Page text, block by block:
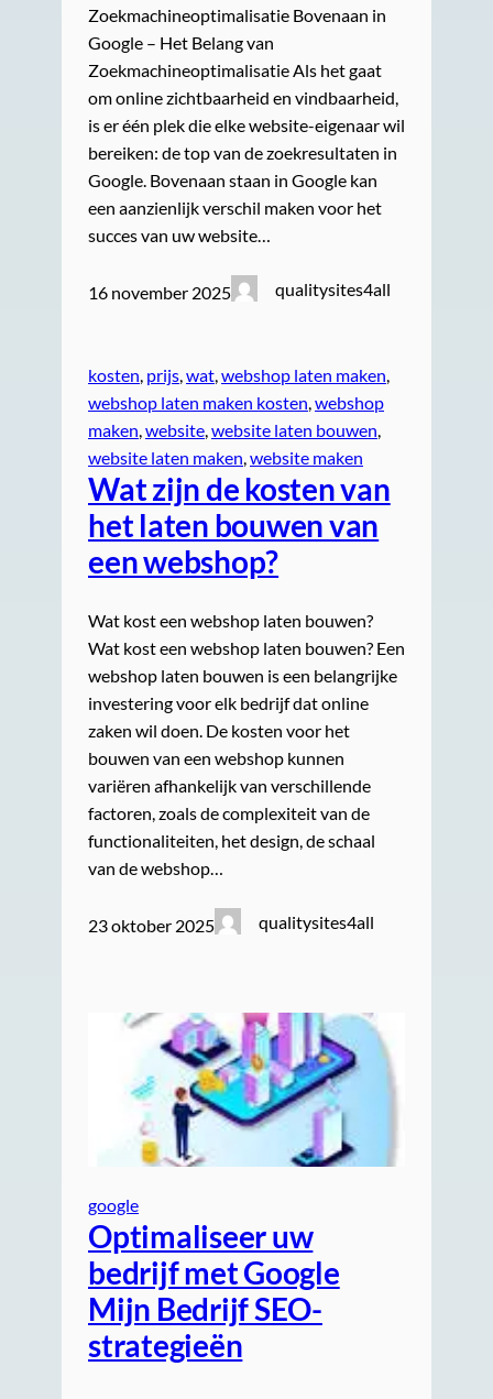
Zoekmachineoptimalisatie Bovenaan in
Google – Het Belang van
Zoekmachineoptimalisatie Als het gaat
om online zichtbaarheid en vindbaarheid,
is er één plek die elke website-eigenaar wil
bereiken: de top van de zoekresultaten in
Google. Bovenaan staan in Google kan
een aanzienlijk verschil maken voor het
succes van uw website…
16 november 2025 qualitysites4all
kosten, prijs, wat, webshop laten maken
webshop laten maken kosten, webshop
maken, website, website laten bouwen
website laten maken, website maken
Wat zijn de kosten van
het laten bouwen van
een webshop?
Wat kost een webshop laten bouwen?
Wat kost een webshop laten bouwen? Een
webshop laten bouwen is een belangrijke
investering voor elk bedrijf dat online
zaken wil doen. De kosten voor het
bouwen van een webshop kunnen
variëren afhankelijk van verschillende
factoren, zoals de complexiteit van de
functionaliteiten, het design, de schaal
van de webshop…
23 oktober 2025 qualitysites4all
google
Optimaliseer uw
bedrijf met Google
Mijn Bedrijf SEO-
strategieën